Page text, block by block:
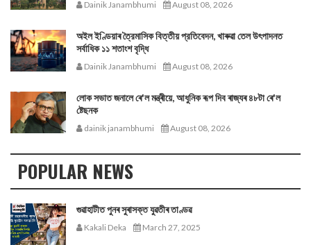
Dainik Janambhumi August 08, 2026
অইল ইণ্ডিয়াৰ ত্রৈমাসিক বিত্তীয় প্রতিবেদন, খাৰুৱা তেল উৎপাদনত
সর্বাধিক ১১ শতাংশ বৃদ্ধি
Dainik Janambhumi August 08, 2026
লোক সভাত জনালে ৰে'ল মন্ত্ৰীয়ে, আধুনিক ৰূপ দিব ৰাজ্যৰ ৪৮টা ৰে'ল
ষ্টেছনক
dainik janambhumi August 08, 2026
POPULAR NEWS
গুৱাহাটীত পুনৰ সুৰাসক্ত যুৱতীৰ তাণ্ডৱ
Kakali Deka March 27, 2025